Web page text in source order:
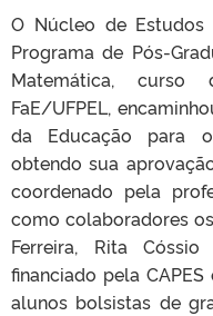
O Núcleo de Estudos
Programa de Pós-
Matemática, curso
FaE/UFPEL,
da Educação para o
obtendo sua
coordenado pela
como colaboradores
Ferreira, Rita
financiado pela
alunos bolsistas de